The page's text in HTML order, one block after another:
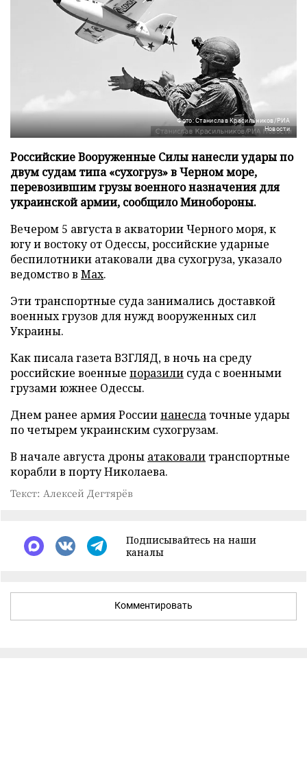
Фото: Станислав Красильников/РИА
Новости
Российские Вооруженные Силы нанесли удары по
двум судам типа «сухогруз» в Черном море,
перевозившим грузы военного назначения для
украинской армии, сообщило Минобороны.
Вечером 5 августа в акватории Черного моря, к
югу и востоку от Одессы, российские ударные
беспилотники атаковали два сухогруза, указало
ведомство в Max.
Эти транспортные суда занимались доставкой
военных грузов для нужд вооруженных сил
Украины.
Как писала газета ВЗГЛЯД, в ночь на среду
российские военные поразили суда с военными
грузами южнее Одессы.
Днем ранее армия Россиинанесла точные удары
по четырем украинским сухогрузам.
В начале августа дроны атаковали транспортные
корабли в порту Николаева.
Текст: Алексей Дегтярёв
Подписывайтесь на наши
каналы
Комментировать